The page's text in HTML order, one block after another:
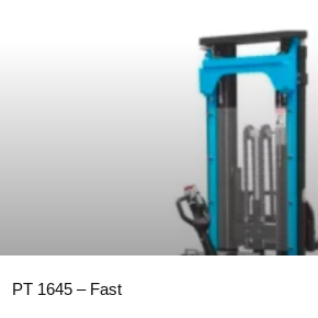
PT 1645 – Fast
e
e
e
e